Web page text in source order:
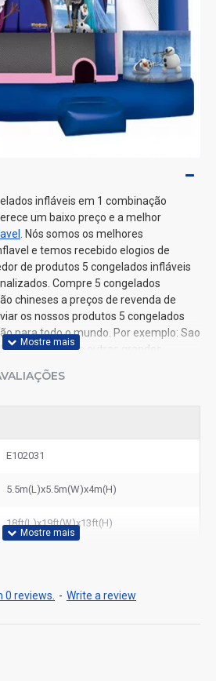
infláveis em 1 combinação
um baixo preço e a melhor
. Nós somos os melhores
e temos recebido elogios de
de produtos 5 congelados infláveis
Compre 5 congelados
chineses a preços de revenda de
os nossos produtos 5 congelados
para todo o mundo. Por exemplo: Sao
Brazil e outras grandes
E102031
5.5m(L)x5.5m(W)x4m(H)
18ft(L)x19ft(W)x13ft(H)
0 reviews. - Write a review